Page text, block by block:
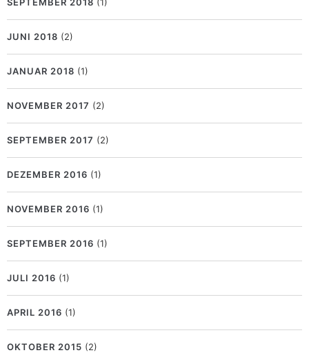
JUNI 2018 (2)
JANUAR 2018 (1)
NOVEMBER 2017 (2)
SEPTEMBER 2017 (2)
DEZEMBER 2016 (1)
NOVEMBER 2016 (1)
SEPTEMBER 2016 (1)
JULI 2016 (1)
APRIL 2016 (1)
OKTOBER 2015 (2)